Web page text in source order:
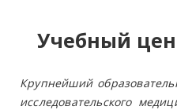
Учебный
Крупнейший
исследовательского